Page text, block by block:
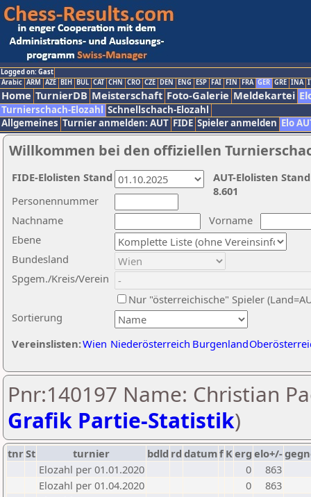
Logged on: Gast
Arabic ARM AZE BIH BUL CAT CHN CRO CZE DEN ENG ESP FAI FIN FRA GER GRE INA
Home TurnierDB Meisterschaft Foto-Galerie Meldekartei
Turnierschach-Elozahl Schnellschach-Elozahl
Allgemeines Turnier anmelden: AUT FIDE Spieler anmelden Elo
Willkommen bei den offiziellen
Nachname
Vorname
Ebene
Sortierung
Personennummer
Bundesland
Spgem./Kreis/Verein
Nur "österreichische" Spieler
Vereinslisten:Wien Niederösterreich Burgenland
AUT-Elolisten
8.601
FIDE-Elolisten Stand
Pnr:140197 Name: Christian
Grafik Partie-Statistik)
tnrSt turnier bdld rd datumf Kerg elo+/-
Elozahl per 01.01.2020
0
863
Elozahl per 01.04.2020
0
863